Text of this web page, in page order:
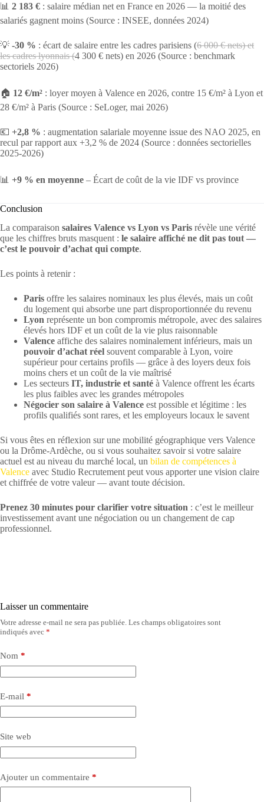
📊 2 183 € : salaire médian net en France en 2026 — la moitié des
salariés gagnent moins (Source : INSEE, données 2024)
💡 -30 % : écart de salaire entre les cadres parisiens (6 000 € nets) et
les cadres lyonnais (4 300 € nets) en 2026 (Source : benchmark
sectoriels 2026)
🏠 12 €/m² : loyer moyen à Valence en 2026, contre 15 €/m² à Lyon et
28 €/m² à Paris (Source : SeLoger, mai 2026)
💶 +2,8 % : augmentation salariale moyenne issue des NAO 2025, en
recul par rapport aux +3,2 % de 2024 (Source : données sectorielles
2025-2026)
📊 +9 % en moyenne – Écart de coût de la vie IDF vs province
Conclusion
La comparaison salaires Valence vs Lyon vs Paris révèle une vérité
que les chiffres bruts masquent : le salaire affiché ne dit pas tout —
c’est le pouvoir d’achat qui compte.
Les points à retenir :
Paris offre les salaires nominaux les plus élevés, mais un coût
du logement qui absorbe une part disproportionnée du revenu
Lyon représente un bon compromis métropole, avec des salaires
élevés hors IDF et un coût de la vie plus raisonnable
Valence affiche des salaires nominalement inférieurs, mais un
pouvoir d’achat réel souvent comparable à Lyon, voire
supérieur pour certains profils — grâce à des loyers deux fois
moins chers et un coût de la vie maîtrisé
Les secteurs IT, industrie et santé à Valence offrent les écarts
les plus faibles avec les grandes métropoles
Négocier son salaire à Valence est possible et légitime : les
profils qualifiés sont rares, et les employeurs locaux le savent
Si vous êtes en réflexion sur une mobilité géographique vers Valence
ou la Drôme-Ardèche, ou si vous souhaitez savoir si votre salaire
actuel est au niveau du marché local, un bilan de compétences à
Valence avec Studio Recrutement peut vous apporter une vision claire
et chiffrée de votre valeur — avant toute décision.
Prenez 30 minutes pour clarifier votre situation : c’est le meilleur
investissement avant une négociation ou un changement de cap
professionnel.
Laisser un commentaire
Votre adresse e-mail ne sera pas publiée. Les champs obligatoires sont
indiqués avec *
Nom *
E-mail *
Site web
Ajouter un commentaire *